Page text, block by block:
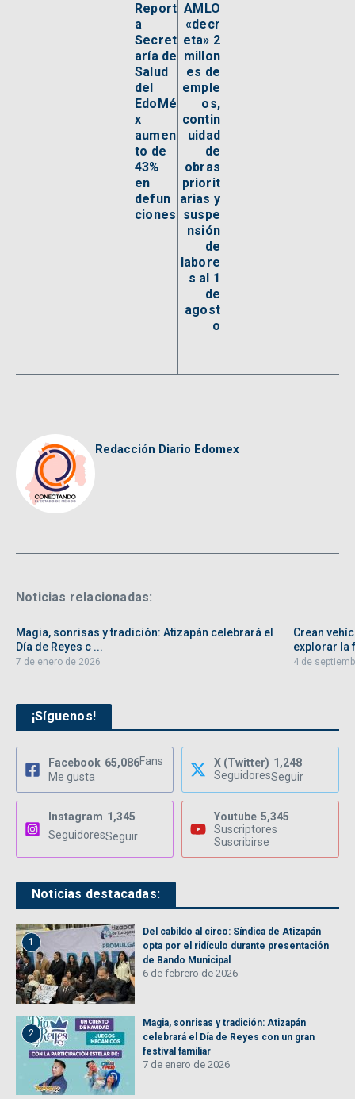
Report
a
Secret
aría de
Salud
del
EdoMé
x
aumen
to de
43%
en
defun
ciones
AMLO
«decr
eta» 2
millon
es de
emple
os,
contin
uidad
de
obras
priorit
arias y
suspe
nsión
de
labore
s al 1
de
agost
o
Redacción Diario Edomex
Noticias relacionadas:
Magia, sonrisas y tradición: Atizapán celebrará el
Día de Reyes c ...
7 de enero de 2026
Crean
explorar la
4 de
¡Síguenos!
Facebook 65,086Fans
Me gusta
X (Twitter) 1,248
SeguidoresSeguir
Instagram 1,345
SeguidoresSeguir
Youtube 5,345
Suscriptores
Suscribirse
Noticias destacadas:
1
Del cabildo al circo: Síndica de Atizapán
opta por el ridículo durante presentación
de Bando Municipal
6 de febrero de 2026
2
Magia, sonrisas y tradición: Atizapán
celebrará el Día de Reyes con un gran
festival familiar
7 de enero de 2026